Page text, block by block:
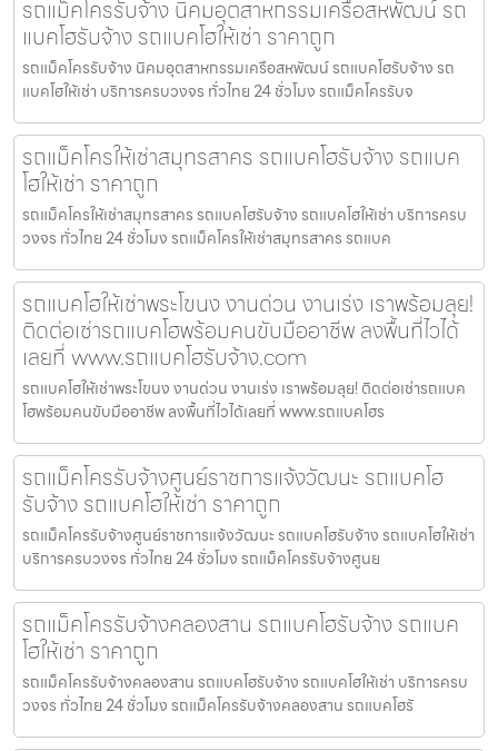
รถแม็คโครรับจ้าง นิคมอุตสาหกรรมเครือสหพัฒน์ รถ
แบคโฮรับจ้าง รถแบคโฮให้เช่า ราคาถูก
รถแม็คโครรับจ้าง นิคมอุตสาหกรรมเครือสหพัฒน์ รถแบคโฮรับจ้าง รถ
แบคโฮให้เช่า บริการครบวงจร ทั่วไทย 24 ชั่วโมง รถแม็คโครรับจ
รถแม็คโครให้เช่าสมุทรสาคร รถแบคโฮรับจ้าง รถแบค
โฮให้เช่า ราคาถูก
รถแม็คโครให้เช่าสมุทรสาคร รถแบคโฮรับจ้าง รถแบคโฮให้เช่า บริการครบ
วงจร ทั่วไทย 24 ชั่วโมง รถแม็คโครให้เช่าสมุทรสาคร รถแบค
รถแบคโฮให้เช่าพระโขนง งานด่วน งานเร่ง เราพร้อมลุย!
ติดต่อเช่ารถแบคโฮพร้อมคนขับมืออาชีพ ลงพื้นที่ไวได้
เลยที่ www.รถแบคโฮรับจ้าง.com
รถแบคโฮให้เช่าพระโขนง งานด่วน งานเร่ง เราพร้อมลุย! ติดต่อเช่ารถแบค
โฮพร้อมคนขับมืออาชีพ ลงพื้นที่ไวได้เลยที่ www.รถแบคโฮร
รถแม็คโครรับจ้างศูนย์ราชการแจ้งวัฒนะ รถแบคโฮ
รับจ้าง รถแบคโฮให้เช่า ราคาถูก
รถแม็คโครรับจ้างศูนย์ราชการแจ้งวัฒนะ รถแบคโฮรับจ้าง รถแบคโฮให้เช่า
บริการครบวงจร ทั่วไทย 24 ชั่วโมง รถแม็คโครรับจ้างศูนย
รถแม็คโครรับจ้างคลองสาน รถแบคโฮรับจ้าง รถแบค
โฮให้เช่า ราคาถูก
รถแม็คโครรับจ้างคลองสาน รถแบคโฮรับจ้าง รถแบคโฮให้เช่า บริการครบ
วงจร ทั่วไทย 24 ชั่วโมง รถแม็คโครรับจ้างคลองสาน รถแบคโฮรั